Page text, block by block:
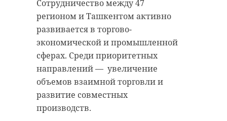
Сотрудничество между 47
регионом и Ташкентом активно
развивается в торгово-
экономической и промышленной
сферах. Среди приоритетных
направлений — увеличение
объемов взаимной торговли и
развитие совместных
производств.
2-5 метров в секунду.
В дневное время столбик
термометра будет показывать от
+22 до +27 градусов. Сила ветра
достигнет отметки 5-10 метров в
секунду, направление ветра
сохранится ночное.
Петербургский международный
экономический форум в этом году
начал работать в среду, 3 июня.
Темой нынешнего года стал
"Прагматичный диалог — путь к
стабильному будущему".
Традиционной площадкой
выступает конгрессно-